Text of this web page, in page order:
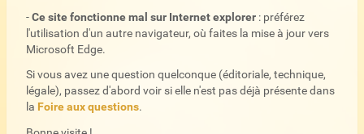
-Ce site fonctionne mal sur Internet explorer : préférez
l'utilisation d'un autre navigateur, où faites la mise à jour vers
Microsoft Edge.
Si vous avez une question quelconque (éditoriale, technique,
légale), passez d'abord voir si elle n'est pas déjà présente dans
la Foire aux questions.